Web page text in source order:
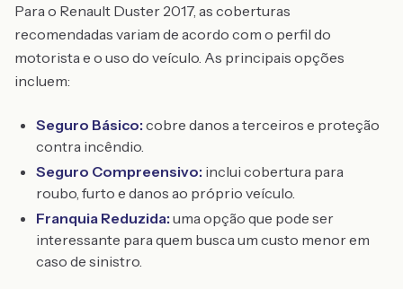
Para o Renault Duster 2017, as coberturas
recomendadas variam de acordo com o perfil do
motorista e o uso do veículo. As principais opções
incluem:
Seguro Básico: cobre danos a terceiros e proteção
contra incêndio.
Seguro Compreensivo: inclui cobertura para
roubo, furto e danos ao próprio veículo.
Franquia Reduzida: uma opção que pode ser
interessante para quem busca um custo menor em
caso de sinistro.